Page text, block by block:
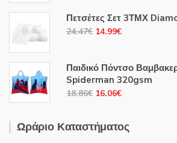
was:
18.86€.
τιμή
είναι:
Πετσέτες Σετ 3ΤΜΧ
24.47€ Original
24.47€.
14.99€Η
είναι:
14.99€.
Παιδικό Πόντσο
Spiderman 320gsm
18.86€ Original
was:
18.86€.
16.06€Η
τιμή
είναι:
Ωράριο Καταστήματος